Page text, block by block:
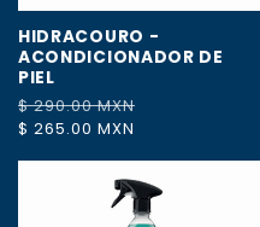
HIDRACOURO -
ACONDICIONADOR DE
PIEL
Precio
habitual
$ 290.00 MXN
$ 265.00 MXN